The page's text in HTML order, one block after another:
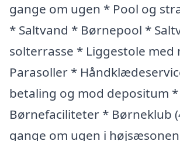
gange om ugen * Pool og
* Saltvand * Børnepool *
solterrasse * Liggestole med
Parasoller *
betaling og mod depositum *
Børnefaciliteter * Børneklub
gange om ugen i